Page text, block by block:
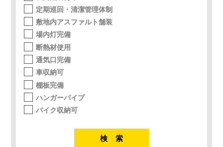
定期巡回・清潔管理体制
敷地内アスファルト舗装
場内灯完備
断熱材使用
通気口完備
車収納可
棚板完備
ハンガーパイプ
バイク収納可